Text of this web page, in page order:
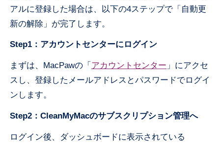
アルに登録した場合は、以下の4ステップで「自動更
新の解除」が完了します。
Step1：アカウントセンターにログイン
まずは、MacPawの「 アカウントセンター 」にアクセ
スし、登録したメールアドレスとパスワードでログイ
ンします。
Step2：CleanMyMacのサブスクリプション管理へ
ログイン後、ダッシュボードに表示されている